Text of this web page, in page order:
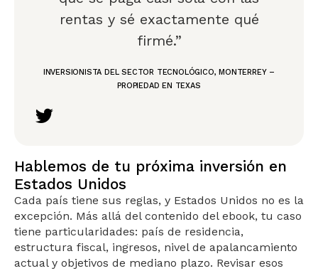
rentas y sé exactamente qué
firmé.”
INVERSIONISTA DEL SECTOR TECNOLÓGICO, MONTERREY –
PROPIEDAD EN TEXAS
Hablemos de tu próxima inversión en
Estados Unidos
Cada país tiene sus reglas, y Estados Unidos no es la
excepción. Más allá del contenido del ebook, tu caso
tiene particularidades: país de residencia,
estructura fiscal, ingresos, nivel de apalancamiento
actual y objetivos de mediano plazo. Revisar esos